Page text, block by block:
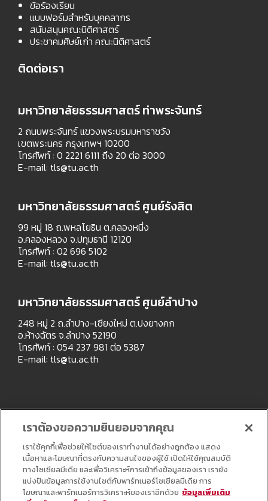
ข้อร้องเรียน
แบบฟอร์มสำหรับบุคคลากร
สนับสนุนคณะนิติศาสตร์
ประชาคมศิษย์เก่า คณะนิติศาสตร์
ติดต่อเรา
มหาวิทยาลัยธรรมศาสตร์ ท่าพระจันทร์
2 ถนนพระจันทร์ แขวงพระบรมมหาราชวัง
เขตพระนคร กรุงเทพฯ 10200
โทรศัพท์ : 0 2221 6111 ถึง 20 ต่อ 3000
E-mail: tls@tu.ac.th
มหาวิทยาลัยธรรมศาสตร์ ศูนย์รังสิต
99 หมู่ 18 ถ.พหลโยธิน ต.คลองหนึ่ง
อ.คลองหลวง จ.ปทุมธานี 12120
โทรศัพท์ : 02 696 5102
E-mail: tls@tu.ac.th
มหาวิทยาลัยธรรมศาสตร์ ศูนย์ลำปาง
248 หมู่ 2 ถ.ลำปาง-เชียงใหม่ ต.ปงยางคก
อ.ห้างฉัตร จ.ลำปาง 52190
โทรศัพท์ : 054 237 981 ต่อ 5387
E-mail: tls@tu.ac.th
เราต้องขอความยินยอมจากคุณ
เราใช้คุกกี้เพื่อช่วยให้ไซต์ของเราทำงานได้อย่างถูกต้อง แสดง
เนื้อหาและโฆษณาที่ตรงกับความสนใจของผู้ใช้ เปิดให้ใช้คุณสมบัติ
ทางโซเชียลมีเดีย และเพื่อวิเคราะห์การเข้าถึงข้อมูลของเรา เรายัง
แบ่งปันข้อมูลการใช้งานไซต์กับพาร์ทเนอร์โซเชียลมีเดีย การ
โฆษณาและพาร์ทเนอร์การวิเคราะห์ของเราอีกด้วย ข้อมูลเพิ่มเติม